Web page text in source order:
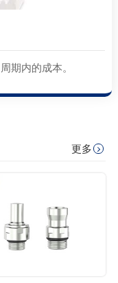
期内的成本。
更多